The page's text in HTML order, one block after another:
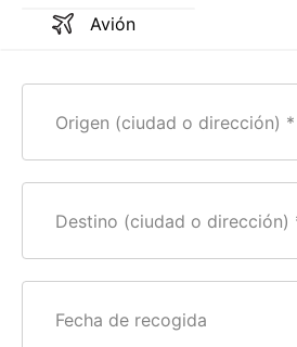
Avión
Origen (ciudad o dirección)
Destino (ciudad o dirección)
Fecha de recogida